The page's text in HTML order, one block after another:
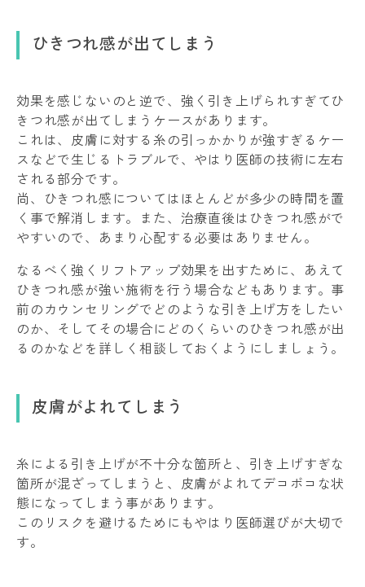
ひきつれ感が出てしまう
効果を感じないのと逆で、強く引き上げられすぎてひ
きつれ感が出てしまうケースがあります。
これは、皮膚に対する糸の引っかかりが強すぎるケー
スなどで生じるトラブルで、やはり医師の技術に左右
される部分です。
尚、ひきつれ感についてはほとんどが多少の時間を置
く事で解消します。また、治療直後はひきつれ感がで
やすいので、あまり心配する必要はありません。
なるべく強くリフトアップ効果を出すために、あえて
ひきつれ感が強い施術を行う場合などもあります。事
前のカウンセリングでどのような引き上げ方をしたい
のか、そしてその場合にどのくらいのひきつれ感が出
るのかなどを詳しく相談しておくようにしましょう。
皮膚がよれてしまう
糸による引き上げが不十分な箇所と、引き上げすぎな
箇所が混ざってしまうと、皮膚がよれてデコボコな状
態になってしまう事があります。
このリスクを避けるためにもやはり医師選びが大切で
す。